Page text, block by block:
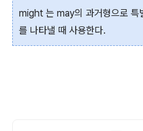
might 는 may의 과거형으로 특
를 나타낼 때 사용한다.